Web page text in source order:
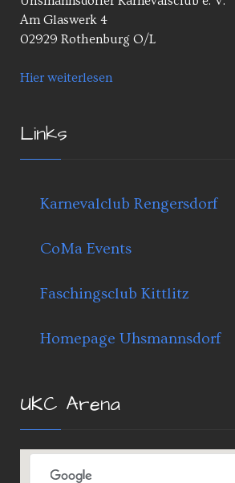
Am Glaswerk 4
02929 Rothenburg O/L
Hier weiterlesen
Links
Karnevalclub Rengersdorf
CoMa Events
Faschingsclub Kittlitz
Homepage Uhsmannsdorf
UKC Arena